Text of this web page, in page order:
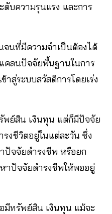
บความรุนแรง และการ
จนที่มีความจำเป็นต้องได้
คลนปัจจัยพื้นฐานในการ
าสู่ระบบสวัสดิการโดยเร่ง
พย์สิน เงินทุน แต่ก็มีปัจจัย
งชีวิตอยู่ในแต่ละวัน ซึ่ง
ปัจจัยดำรงชีพ หรือยก
าปัจจัยดำรงชีพให้พออยู่
ทรัพย์สิน เงินทุน แม้จะ